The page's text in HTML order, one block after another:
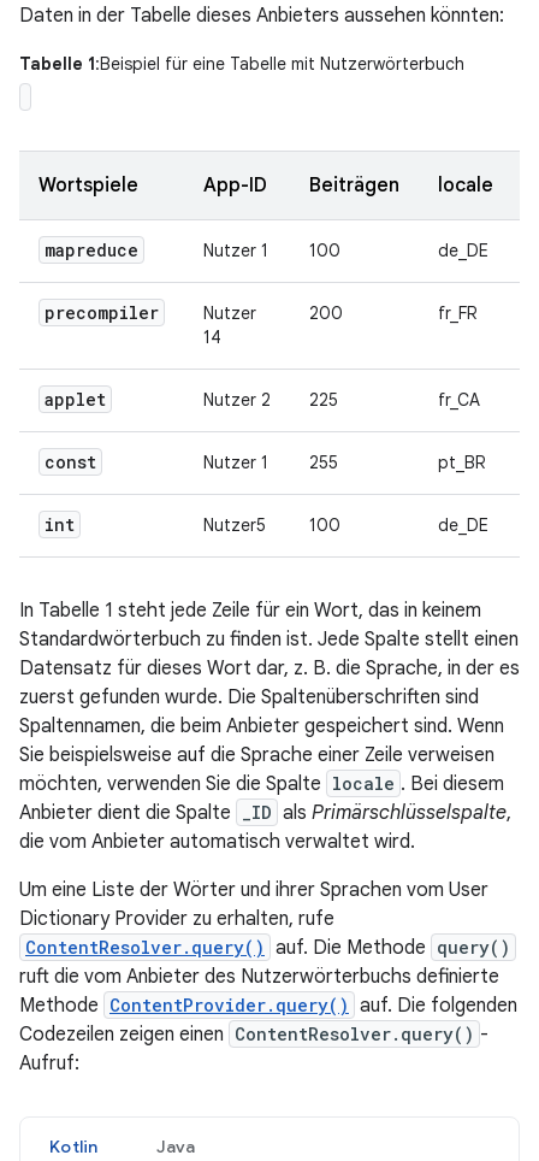
Daten in der Tabelle dieses Anbieters aussehen könnten:
Tabelle 1:Beispiel für eine Tabelle mit Nutzerwörterbuch
Wortspiele App-ID Beiträgen locale
mapreduce Nutzer 1 100 de_DE
precompiler
Nutzer
14
200 fr_FR
applet Nutzer 2 225 fr_CA
const Nutzer 1 255 pt_BR
int Nutzer5 100 de_DE
In Tabelle 1 steht jede Zeile für ein Wort, das in keinem
Standardwörterbuch zu finden ist. Jede Spalte stellt einen
Datensatz für dieses Wort dar, z. B. die Sprache, in der es
zuerst gefunden wurde. Die Spaltenüberschriften sind
Spaltennamen, die beim Anbieter gespeichert sind. Wenn
Sie beispielsweise auf die Sprache einer Zeile verweisen
möchten, verwenden Sie die Spalte locale . Bei diesem
Anbieter dient die Spalte
_ID als Primärschlüsselspalte,
die vom Anbieter automatisch verwaltet wird.
Um eine Liste der Wörter und ihrer Sprachen vom User
Dictionary Provider zu erhalten, rufe
ContentResolver.query() auf. Die Methode query()
ruft die vom Anbieter des Nutzerwörterbuchs definierte
Methode ContentProvider.query() auf. Die folgenden
Codezeilen zeigen einen ContentResolver.query() -
Aufruf:
Kotlin Java